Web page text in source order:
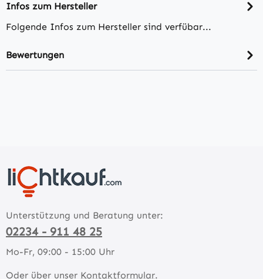
Infos zum Hersteller
Folgende Infos zum Hersteller sind verfübar...
Bewertungen
Unterstützung und Beratung unter:
02234 - 911 48 25
Mo-Fr, 09:00 - 15:00 Uhr
Oder über unser Kontaktformular.